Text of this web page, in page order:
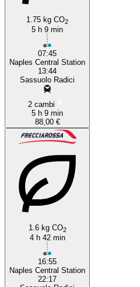
1.75 kg CO2
5 h 9 min
07:45
Naples Central Station
13:44
Sassuolo Radici
2 cambi
5 h 9 min
88,00 €
1.6 kg CO2
4 h 42 min
16:55
Naples Central Station
22:17